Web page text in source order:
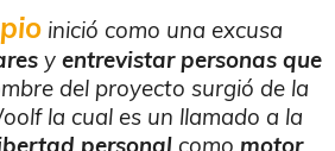
inició como una excusa
y entrevistar personas que
del proyecto surgió de la
la cual es un llamado a la
personal como motor